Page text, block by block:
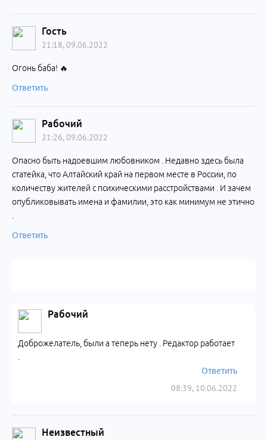
Гость
21:18, 09.06.2022
Огонь баба! 🔥
Ответить
Рабочий
21:26, 09.06.2022
Опасно быть надоевшим любовником . Недавно здесь была
статейка, что Алтайский край на первом месте в России, по
количеству жителей с психическими расстройствами . И зачем
опубликовывать имена и фамилии, это как минимум не этично
.
Ответить
Рабочий
08:39, 10.06.2022
Доброжелатель, были а теперь нету . Редактор работает
.
Ответить
Неизвестный